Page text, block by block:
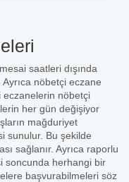
saatleri dışında
nöbetçi eczane
eczanelerin nöbetçi
her gün değişiyor
mağduriyet
sunulur. Bu şekilde
sağlanır. Ayrıca raporlu
soncunda herhangi bir
başvurabilmeleri söz